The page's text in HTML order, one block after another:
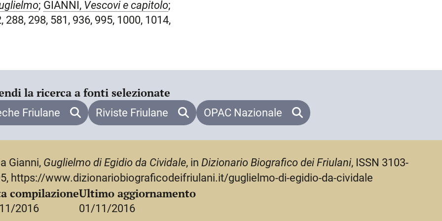
affinché ottenga dal
chiesa di Cividale. Nel 1317, al
diConcordia. Nonostante la
il notaio cividalese
con una certa frequenza, mosso
inoltre, di coltivare quei
nella chiesa di S. Pietro in
gradualmente i rapporti con il
interna alla diocesi di
dove ricopre l’ufficio di
; GIANNI, Vescovi e capitolo;
288, 298, 581, 936, 995, 1000, 1014,
la ricerca a fonti selezionate
Friulane Riviste Friulane OPAC Nazionale
Gianni, Guglielmo di Egidio da Cividale, in Dizionario Biografico dei Friulani, ISSN 3103-
https://www.dizionariobiograficodeifriulani.it/guglielmo-di-egidio-da-cividale
compilazione
2016
Ultimo aggiornamento
01/11/2016